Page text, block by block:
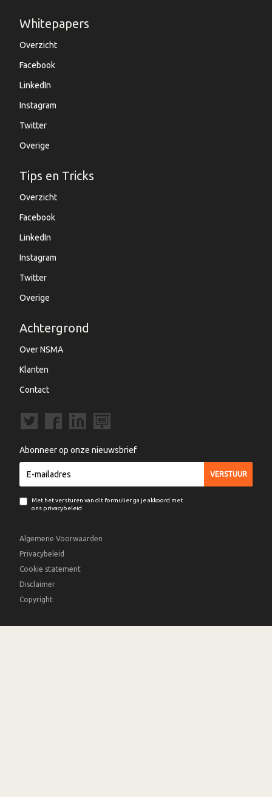
Whitepapers
Overzicht
Facebook
LinkedIn
Instagram
Twitter
Overige
Tips en Tricks
Overzicht
Facebook
LinkedIn
Instagram
Twitter
Overige
Achtergrond
Over NSMA
Klanten
Contact
Abonneer op onze nieuwsbrief
Met het versturen van dit formulier ga je akkoord met
ons privacybeleid
Algemene Voorwaarden
Privacybeleid
Cookie statement
Disclaimer
Copyright